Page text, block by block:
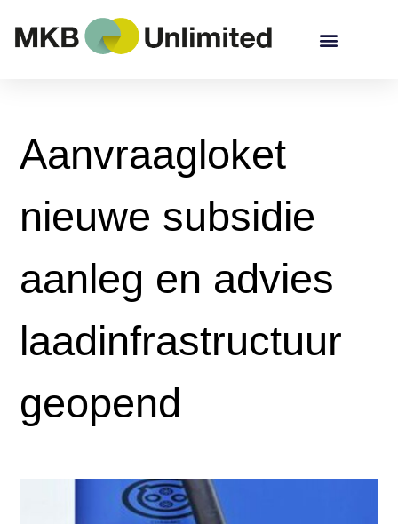
Aanvraagloket
nieuwe subsidie
aanleg en advies
laadinfrastructuur
geopend